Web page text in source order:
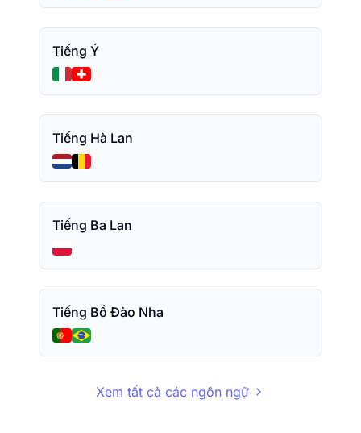
Tiếng Ý
Tiếng Hà Lan
Tiếng Ba Lan
Tiếng Bồ Đào Nha
Xem tất cả các ngôn ngữ